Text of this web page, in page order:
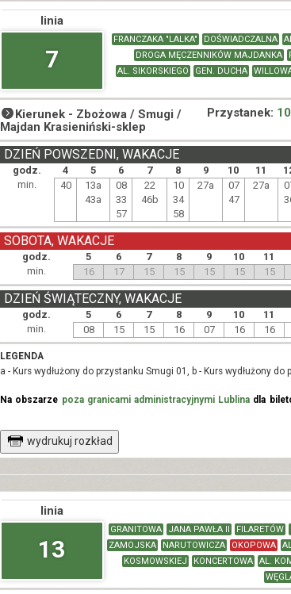
linia
7
FRANCZAKA "LALKA" DOŚWIADCZALNA
DROGA MĘCZENNIKÓW MAJDANKA
AL. SIKORSKIEGO
GEN. DUCHA
Kierunek - Zbożowa / Smugi /
Majdan Krasieniński-sklep
Przystanek:
godz. 4 5 6 7 8 9 10 11
DZIEŃ POWSZEDNI, WAKACJE
min. 40
13a
43a
08
33
57
22
46b
10
34
58
27a
07
47
27a
godz. 5 6 7 8 9 10 11
SOBOTA, WAKACJE
min. 16 17 15 15 15 15 15
godz. 5 6 7 8 9 10 11
DZIEŃ ŚWIĄTECZNY, WAKACJE
min. 08 15 15 16 07 16 16
LEGENDA
a - Kurs wydłużony do przystanku Smugi 01, b - Kurs wydłużony
Na obszarze poza granicami administracyjnymi Lublina dla
wydrukuj rozkład
linia
13
GRANITOWA JANA PAWŁA II FILARETÓW
ZAMOJSKA
NARUTOWICZA OKOPOWA
KOSMOWSKIEJ
KONCERTOWA AL.